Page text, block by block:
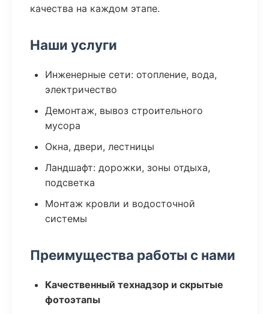
качества на каждом этапе.
Наши услуги
Инженерные сети: отопление, вода,
электричество
Демонтаж, вывоз строительного
мусора
Окна, двери, лестницы
Ландшафт: дорожки, зоны отдыха,
подсветка
Монтаж кровли и водосточной
системы
Преимущества работы с нами
Качественный технадзор и скрытые
фотоэтапы